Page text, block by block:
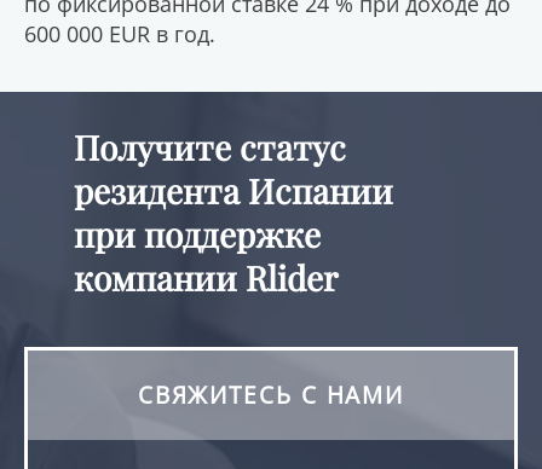
600 000 EUR в год.
Получите статус
резидента Испании
при поддержке
компании Rlider
СВЯЖИТЕСЬ С НАМИ